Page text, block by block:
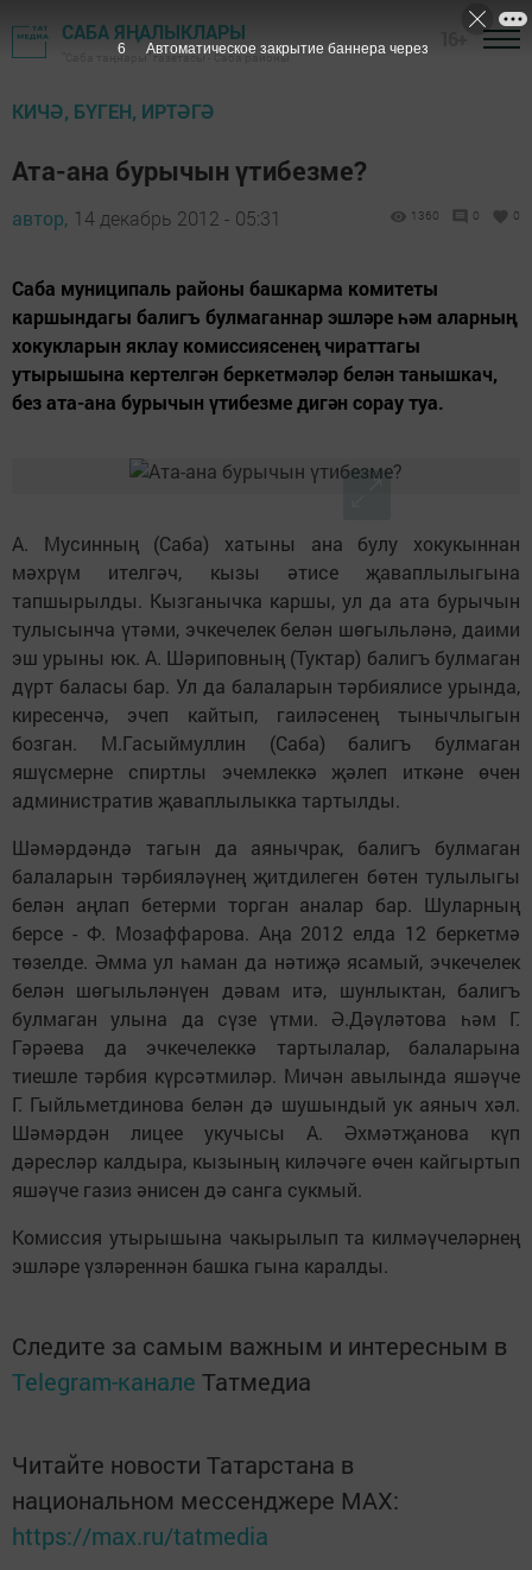
САБА ЯҢАЛЫКЛАРЫ
"Саба таңнары" газетасы - Саба районы
КИЧӘ, БҮГЕН, ИРТӘГӘ
Ата-ана бурычын үтибезме?
автор, 14 декабрь 2012 - 05:31 1360 0 0
Саба муниципаль районы башкарма комитеты
каршындагы балигъ булмаганнар эшләре һәм аларның
хокукларын яклау комиссиясенең чираттагы
утырышына кертелгән беркетмәләр белән танышкач,
без ата-ана бурычын үтибезме дигән сорау туа.
А. Мусинның (Саба) хатыны ана булу хокукыннан
мәхрүм ителгәч, кызы әтисе җаваплылыгына
тапшырылды. Кызганычка каршы, ул да ата бурычын
тулысынча үтәми, эчкечелек белән шөгыльләнә, даими
эш урыны юк. А. Шәриповның (Туктар) балигъ булмаган
дүрт баласы бар. Ул да балаларын тәрбиялисе урында,
киресенчә, эчеп кайтып, гаиләсенең тынычлыгын
бозган. М.Гасыймуллин (Саба) балигъ булмаган
яшүсмерне спиртлы эчемлеккә җәлеп иткәне өчен
административ җаваплылыкка тартылды.
Шәмәрдәндә тагын да аянычрак, балигъ булмаган
балаларын тәрбияләүнең җитдилеген бөтен тулылыгы
белән аңлап бетерми торган аналар бар. Шуларның
берсе - Ф. Мозаффарова. Аңа 2012 елда 12 беркетмә
төзелде. Әмма ул һаман да нәтиҗә ясамый, эчкечелек
белән шөгыльләнүен дәвам итә, шунлыктан, балигъ
булмаган улына да сүзе үтми. Ә.Дәүләтова һәм Г.
Гәрәева да эчкечелеккә тартылалар, балаларына
тиешле тәрбия күрсәтмиләр. Мичән авылында яшәүче
Г. Гыйльметдинова белән дә шушындый ук аяныч хәл.
Шәмәрдән лицее укучысы А. Әхмәтҗанова күп
дәресләр калдыра, кызының киләчәге өчен кайгыртып
яшәүче газиз әнисен дә санга сукмый.
Комиссия утырышына чакырылып та килмәүчеләрнең
эшләре үзләреннән башка гына каралды.
Следите за самым важным и интересным в
Telegram-канале Татмедиа
Читайте новости Татарстана в
национальном мессенджере MАХ:
https://max.ru/tatmedia
5 Автоматическое закрытие баннера через